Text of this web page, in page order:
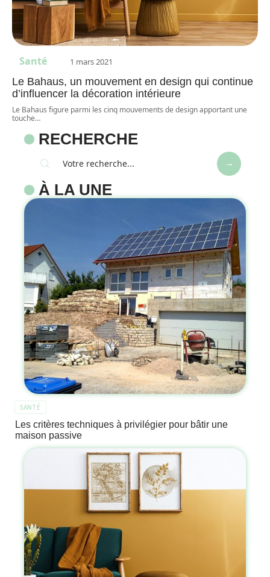
Santé 1 mars 2021
Le Bahaus, un mouvement en design qui continue
d’influencer la décoration intérieure
Le Bahaus figure parmi les cinq mouvements de design apportant une
touche…
RECHERCHE
À LA UNE
SANTÉ
Les critères techniques à privilégier pour bâtir une
maison passive